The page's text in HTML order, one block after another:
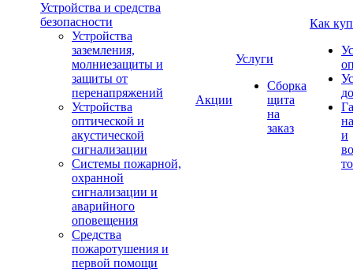
Устройства и средства
безопасности
Устройства
заземления,
молниезащиты и
защиты от
перенапряжений
Устройства
оптической и
акустической
сигнализации
Системы пожарной,
охранной
сигнализации и
аварийного
оповещения
Средства
пожаротушения и
первой помощи
Акции
Услуги
Сборка
щита
на
заказ
Как
и